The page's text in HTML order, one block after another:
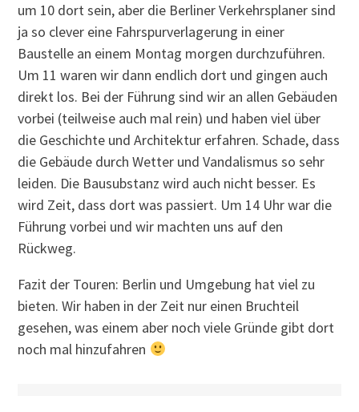
um 10 dort sein, aber die Berliner Verkehrsplaner sind
ja so clever eine Fahrspurverlagerung in einer
Baustelle an einem Montag morgen durchzuführen.
Um 11 waren wir dann endlich dort und gingen auch
direkt los. Bei der Führung sind wir an allen Gebäuden
vorbei (teilweise auch mal rein) und haben viel über
die Geschichte und Architektur erfahren. Schade, dass
die Gebäude durch Wetter und Vandalismus so sehr
leiden. Die Bausubstanz wird auch nicht besser. Es
wird Zeit, dass dort was passiert. Um 14 Uhr war die
Führung vorbei und wir machten uns auf den
Rückweg.
Fazit der Touren: Berlin und Umgebung hat viel zu
bieten. Wir haben in der Zeit nur einen Bruchteil
gesehen, was einem aber noch viele Gründe gibt dort
noch mal hinzufahren